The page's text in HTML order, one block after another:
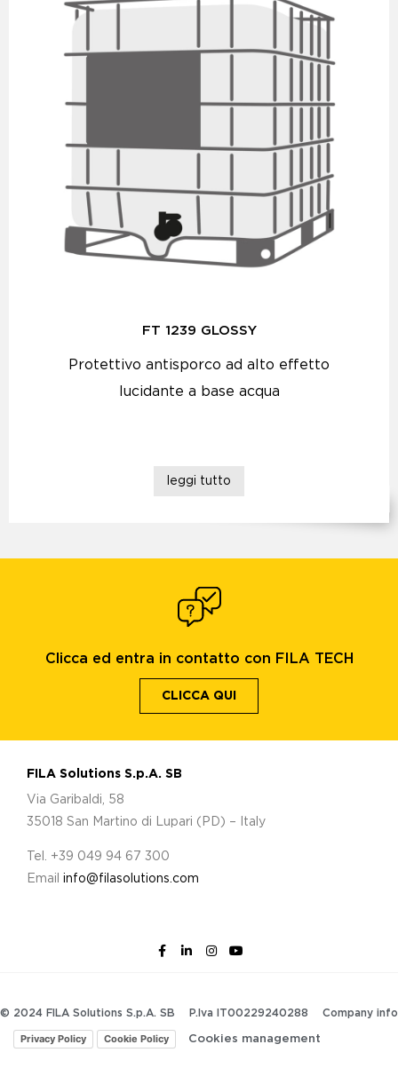
FT 1239 GLOSSY
Protettivo antisporco ad alto effetto
lucidante a base acqua
leggi tutto
Clicca ed entra in contatto con FILA TECH
CLICCA QUI
FILA Solutions S.p.A. SB
Via Garibaldi, 58
35018 San Martino di Lupari (PD) – Italy
Tel. +39 049 94 67 300
Email info@filasolutions.com
© 2024 FILA Solutions S.p.A. SB P.Iva IT00229240288 Company info
Privacy Policy Cookie Policy Cookies management